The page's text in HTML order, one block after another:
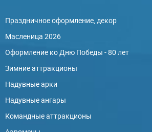
Праздничное оформление, декор
Масленица 2026
Оформление ко Дню Победы - 80 лет
Зимние аттракционы
Надувные арки
Надувные ангары
Командные аттракционы